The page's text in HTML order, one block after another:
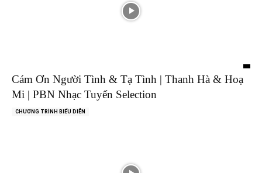
Cám Ơn Người Tình & Tạ Tình | Thanh Hà & Hoạ
Mi | PBN Nhạc Tuyển Selection
CHƯƠNG TRÌNH BIỂU DIỄN